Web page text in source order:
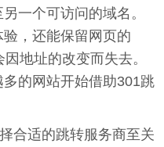
一个可访问的域名。
，还能保留网页的
地址的改变而失去。
的网站开始借助301跳
合适的跳转服务商至关